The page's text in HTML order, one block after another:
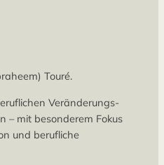
Touré.
Veränderungs-
– mit besonderem Fokus
und berufliche